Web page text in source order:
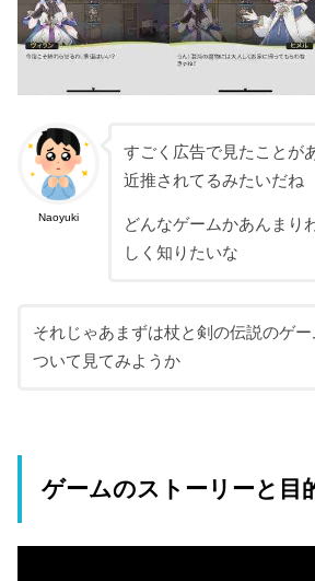
Naoyuki
すごく広告で見たことが
近推されてるみたいだね
どんなゲームかあんまり
しく知りたいな
それじゃあまずは杖と剣の伝説のゲー
ついて見てみようか
ゲームのストーリーと目